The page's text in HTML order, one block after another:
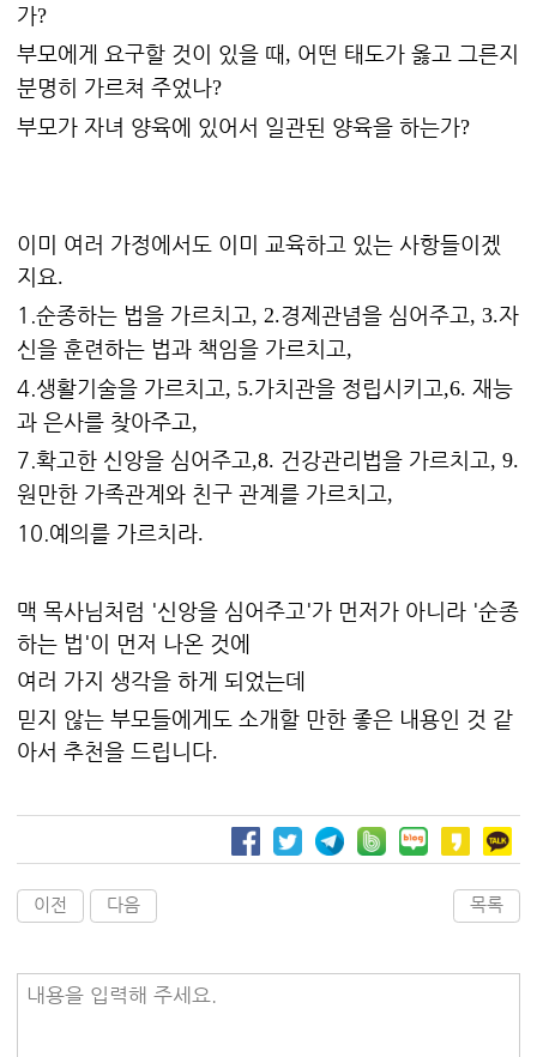
가?
부모에게 요구할 것이 있을 때 , 어떤 태도가 옳고 그른지
분명히 가르쳐 주었나?
부모가 자녀 양육에 있어서 일관된 양육을 하는가?
이미 여러 가정에서도 이미 교육하고 있는 사항들이겠
지요.
1.순종하는 법을 가르치고 , 2.경제관념을 심어주고 , 3.자
신을 훈련하는 법과 책임을 가르치고 ,
4.생활기술을 가르치고 , 5.가치관을 정립시키고 ,6. 재능
과 은사를 찾아주고 ,
7.확고한 신앙을 심어주고,8. 건강관리법을 가르치고, 9.
원만한 가족관계와 친구 관계를 가르치고,
10.예의를 가르치라.
맥 목사님처럼 '신앙을 심어주고'가 먼저가 아니라 '순종
하는 법'이 먼저 나온 것에
여러 가지 생각을 하게 되었는데
믿지 않는 부모들에게도 소개할 만한 좋은 내용인 것 같
아서 추천을 드립니다.
이전 다음 목록
내용을 입력해 주세요.